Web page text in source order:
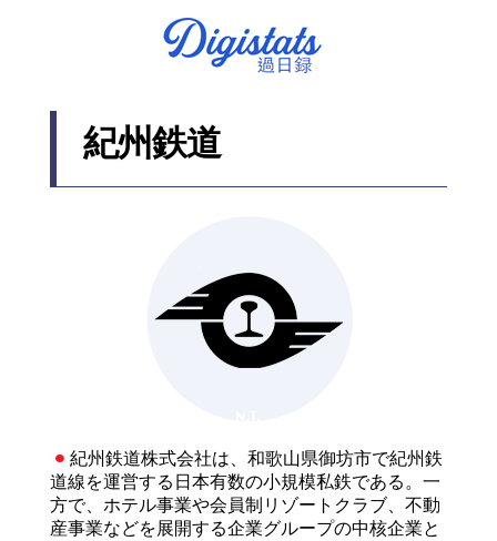
紀州鉄道
紀州鉄道株式会社は、和歌山県御坊市で紀州鉄
道線を運営する日本有数の小規模私鉄である。一
方で、ホテル事業や会員制リゾートクラブ、不動
産事業などを展開する企業グループの中核企業と